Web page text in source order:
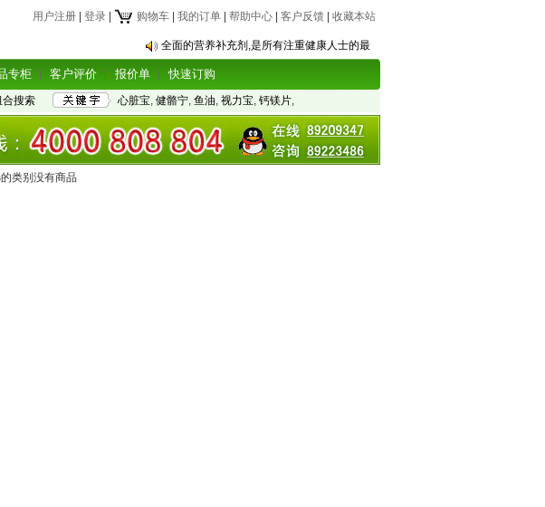
用户注册 登录 购物车 我的订单 帮助中心 客户反馈 收藏本站
全面的营养补充剂,是所有注重健康人士的最
专柜 客户评价 报价单 快速订购
合搜索 心脏宝, 健骼宁, 鱼油, 视力宝, 钙镁片,
类别没有商品